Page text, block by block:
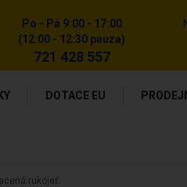
Po - Pá 9:00 - 17:00
(12:00 - 12:30 pauza)
721 428 557
DOTACE EU
rukojeť